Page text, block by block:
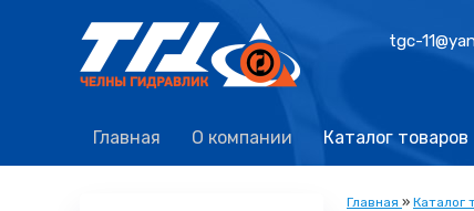
tgc-
Главная О компании Каталог товаров
Главная » Каталог